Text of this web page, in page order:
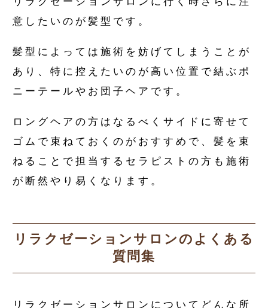
意したいのが髪型です。
髪型によっては施術を妨げてしまうことが
あり、特に控えたいのが高い位置で結ぶポ
ニーテールやお団子ヘアです。
ロングヘアの方はなるべくサイドに寄せて
ゴムで束ねておくのがおすすめで、髪を束
ねることで担当するセラピストの方も施術
が断然やり易くなります。
リラクゼーションサロンのよくある
質問集
リラクゼーションサロンについてどんな所